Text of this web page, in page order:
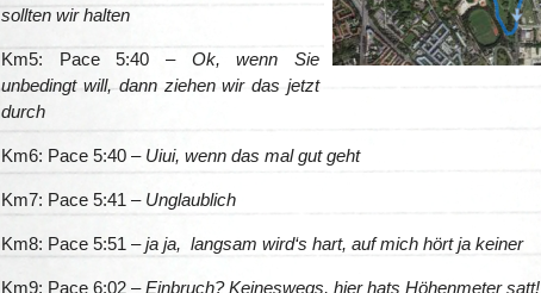
sollten wir halten
Km5: Pace 5:40 –Ok, wenn Sie
unbedingt will, dann ziehen wir das jetzt
durch
Km6: Pace 5:40 – Uiui, wenn das mal gut geht
Km7: Pace 5:41 – Unglaublich
Km8: Pace 5:51 –ja ja, langsam wird‘s hart, auf mich hört ja keiner
Km9: Pace 6:02 –Einbruch? Keineswegs, hier hats Höhenmeter satt!